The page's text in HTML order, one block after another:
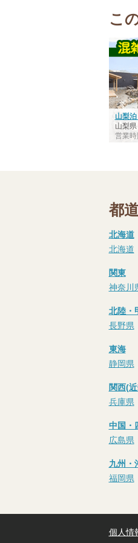
こ
山梨
山梨
営業
都
北海道
北海道
関東
神奈川
北陸・
長野県
東海
静岡県
関西(
兵庫県
中国・
広島県
九州・
福岡県
個人情